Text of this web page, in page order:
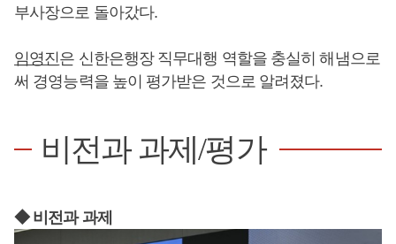
부사장으로 돌아갔다.
임영진은 신한은행장 직무대행 역할을 충실히 해냄으로
써 경영능력을 높이 평가받은 것으로 알려졌다.
비전과 과제/평가
◆ 비전과 과제